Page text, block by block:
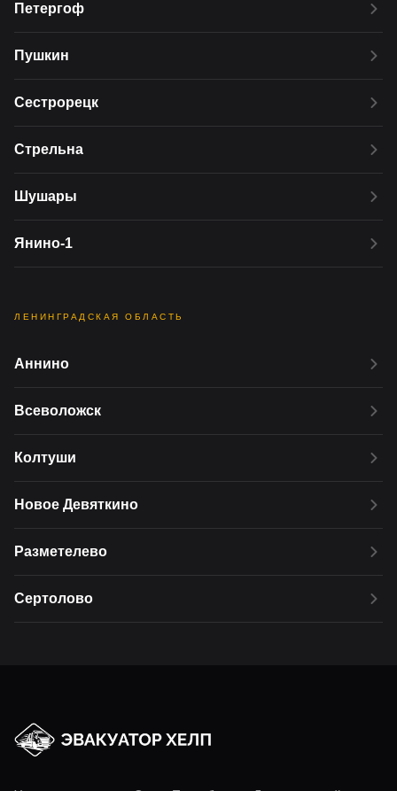
Петергоф
Пушкин
Сестрорецк
Стрельна
Шушары
Янино-1
ЛЕНИНГРАДСКАЯ ОБЛАСТЬ
Аннино
Всеволожск
Колтуши
Новое Девяткино
Разметелево
Сертолово